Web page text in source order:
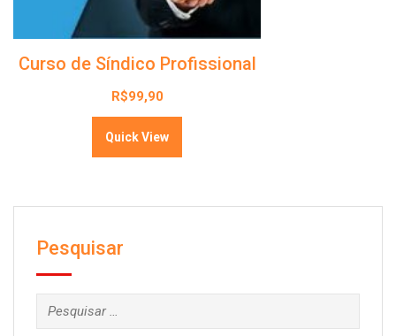
Curso de Síndico Profissional
R$99,90
Quick View
Pesquisar
Pesquisar
por: